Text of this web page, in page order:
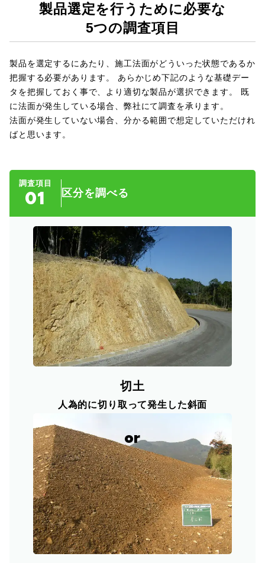
製品選定を行うために必要な
5つの調査項目
製品を選定するにあたり、施工法面がどういった状態であるか
把握する必要があります。
あらかじめ下記のような基礎デー
タを把握しておく事で、より適切な製品が選択できます。
既
に法面が発生している場合、弊社にて調査を承ります。
法面が発生していない場合、分かる範囲で想定していただけれ
ばと思います。
調査項目
01 区分を調べる
切土
人為的に切り取って発生した斜面